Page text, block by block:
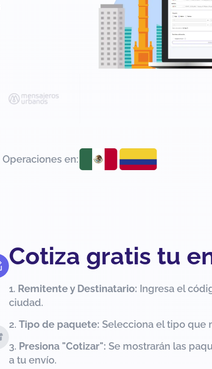
Operaciones en:
Cotiza gratis tu
Remitente y Destinatario: Ingresa el
ciudad.
Tipo de paquete: Selecciona el tipo que
Presiona "Cotizar": Se mostrarán las
a tu envío.